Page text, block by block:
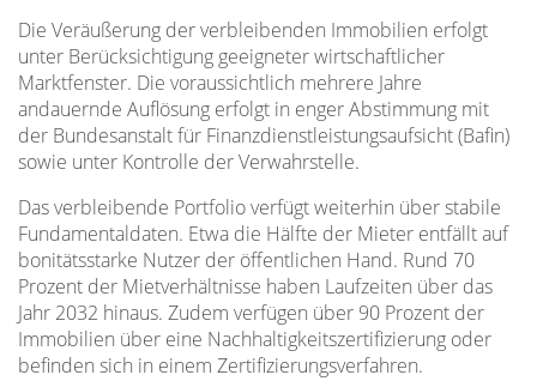
Die Veräußerung der verbleibenden Immobilien erfolgt
unter Berücksichtigung geeigneter wirtschaftlicher
Marktfenster. Die voraussichtlich mehrere Jahre
andauernde Auflösung erfolgt in enger Abstimmung mit
der Bundesanstalt für Finanzdienstleistungsaufsicht (Bafin)
sowie unter Kontrolle der Verwahrstelle.
Das verbleibende Portfolio verfügt weiterhin über stabile
Fundamentaldaten. Etwa die Hälfte der Mieter entfällt auf
bonitätsstarke Nutzer der öffentlichen Hand. Rund 70
Prozent der Mietverhältnisse haben Laufzeiten über das
Jahr 2032 hinaus. Zudem verfügen über 90 Prozent der
Immobilien über eine Nachhaltigkeitszertifizierung oder
befinden sich in einem Zertifizierungsverfahren.